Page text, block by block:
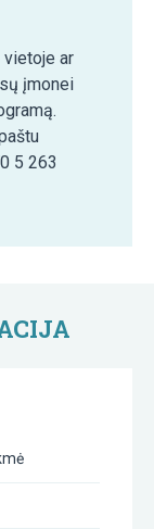
ar
įmonei
5 263